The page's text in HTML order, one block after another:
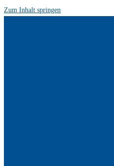
Zum Inhalt springen